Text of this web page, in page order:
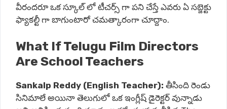
వీరందరూ ఒక స్కూల్ లో టీచర్స్ గా పని చేస్తే ఎవరు ఏ సబ్జెక్టు
ఫ్యాకల్టీ గా బాగుంటారో చమత్కారంగా చూద్దాం.
What If Telugu Film Directors
Are School Teachers
Sankalp Reddy (English Teacher): తీసింది రెండు
సినిమాలే అయినా తెలుగులో ఒక ఇంగ్లీష్ డైరెక్టర్ వున్నాడు